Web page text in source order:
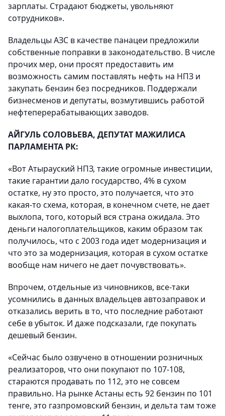
зарплаты. Страдают бюджеты, увольняют
сотрудников».
Владельцы АЗС в качестве панацеи предложили
собственные поправки в законодательство. В числе
прочих мер, они просят предоставить им
возможность самим поставлять нефть на НПЗ и
закупать бензин без посредников. Поддержали
бизнесменов и депутаты, возмутившись работой
нефтеперерабатывающих заводов.
АЙГУЛЬ СОЛОВЬЕВА, ДЕПУТАТ МАЖИЛИСА
ПАРЛАМЕНТА РК:
«Вот Атырауский НПЗ, такие огромные инвестиции,
такие гарантии дало государство, 4% в сухом
остатке, ну это просто, это получается, что это
какая-то схема, которая, в конечном счете, не дает
выхлопа, того, который вся страна ожидала. Это
деньги налогоплательщиков, каким образом так
получилось, что с 2003 года идет модернизация и
что это за модернизация, которая в сухом остатке
вообще нам ничего не дает почувствовать».
Впрочем, отдельные из чиновников, все-таки
усомнились в данных владельцев автозаправок и
отказались верить в то, что последние работают
себе в убыток. И даже подсказали, где покупать
дешевый бензин.
«Сейчас было озвучено в отношении розничных
реализаторов, что они покупают по 107-108,
стараются продавать по 112, это не совсем
правильно. На рынке Астаны есть 92 бензин по 101
тенге, это газпромовский бензин, и дельта там тоже